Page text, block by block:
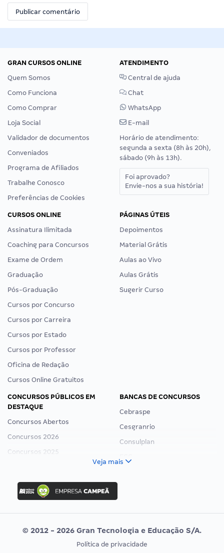
GRAN CURSOS ONLINE
Quem Somos
Como Funciona
Como Comprar
Loja Social
Validador de documentos
Conveniados
Programa de Afiliados
Trabalhe Conosco
Preferências de Cookies
ATENDIMENTO
Central de ajuda
Chat
WhatsApp
E-mail
Horário de atendimento:
segunda a sexta (8h às 20h),
sábado (9h às 13h).
Foi aprovado?
Envie-nos a sua história!
CURSOS ONLINE
Assinatura Ilimitada
Coaching para Concursos
Exame de Ordem
Graduação
Pós-Graduação
Cursos por Concurso
Cursos por Carreira
Cursos por Estado
Cursos por Professor
Oficina de Redação
Cursos Online Gratuitos
PÁGINAS ÚTEIS
Depoimentos
Material Grátis
Aulas ao Vivo
Aulas Grátis
Sugerir Curso
CONCURSOS PÚBLICOS EM
DESTAQUE
Concursos Abertos
Concursos 2026
Concursos 2025
Concurso Nacional Unificado
Concurso Ibama
Concurso MPU
Editais publicados
BANCAS DE CONCURSOS
Cebraspe
Cesgranrio
Consulplan
Vunesp
CONCURSOS POR PROFISSÃO EXAME DE ORDEM
Veja mais
© 2012 - 2026 Gran Tecnologia e Educação S/A.
Política de privacidade